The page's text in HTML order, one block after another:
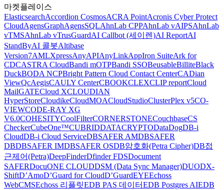
마켓플레이스
ElasticsearchAccordion CosmosACRA PointAcronis Cyber Protect
CloudAgensGraphAgensSQLAhnLab CPPAhnLab vAIPSAhnLab
vTMSAhnLab vTrusGuardAI Callbot (세이렌)AI ReportAI
StandByAI 콜봇Altibase
Version7AMLXpressAnyAPIAnyLinkAppIron SuiteArk for
CDCASTRA CloudBandi mOTPBandi SSOBeusableBilliteBlack
DuckBODA NCPBright Pattern Cloud Contact CenterCADian
ViewQcAegisCAULY CenterCBOOKCLEXCLIP reportCloud
MailGATECloud XCLOUDIAN
HyperStoreCloudikeCloudMOACloudStudioClusterPlex v5CO-
VIEWCODE-RAY XG
V6.0COHESITYCoolFilterCORNERSTONECouchbaseCS
CheckerCubeOne™CUBRIDDATACRYPTODataDogDB-i
CloudDB-i Cloud ServiceDBSAFER AMDBSAFER
DBDBSAFER IMDBSAFER OSDB암호화(Petra Cipher)DB접
근제어(Petra)DeepFinderDfinder FDSDocument
SAFERDocuONE CLOUDDSM (Data Sync Manager)DUODX-
ShiftD’AmoD’Guard for CloudD’GuardEYEEchoss
WebCMSEchoss 리플릿EDB PAS 데이터EDB Postgres AIEDB